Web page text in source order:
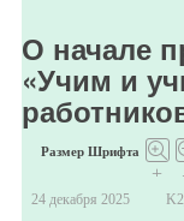
О начале
«Учим и
Размер Шрифта
+
24 декабря 2025